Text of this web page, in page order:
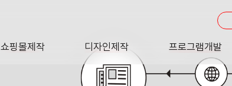
쇼핑몰제작 디자인제작
DESIGN
프로그램개발
SOFTWARE